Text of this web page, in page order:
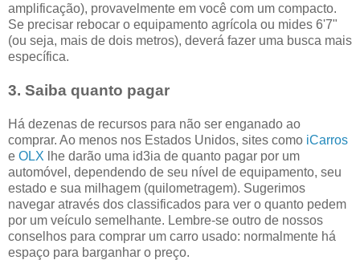
amplificação), provavelmente em você com um compacto.
Se precisar rebocar o equipamento agrícola ou mides 6'7"
(ou seja, mais de dois metros), deverá fazer uma busca mais
específica.
3. Saiba quanto pagar
Há dezenas de recursos para não ser enganado ao
comprar. Ao menos nos Estados Unidos, sites como iCarros
e OLX lhe darão uma id3ia de quanto pagar por um
automóvel, dependendo de seu nível de equipamento, seu
estado e sua milhagem (quilometragem). Sugerimos
navegar através dos classificados para ver o quanto pedem
por um veículo semelhante. Lembre-se outro de nossos
conselhos para comprar um carro usado: normalmente há
espaço para barganhar o preço.